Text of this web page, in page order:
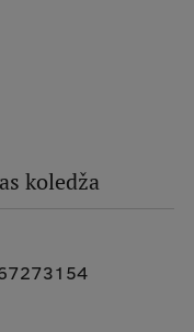
koledža